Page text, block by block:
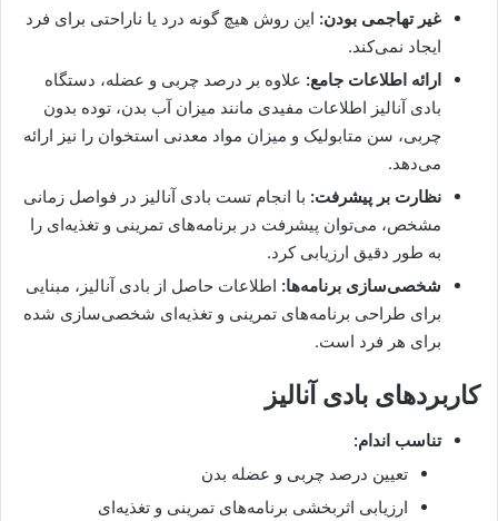
غیر تهاجمی بودن: این روش هیچ گونه درد یا ناراحتی برای فرد
ایجاد نمی‌کند.
ارائه اطلاعات جامع: علاوه بر درصد چربی و عضله، دستگاه
بادی آنالیز اطلاعات مفیدی مانند میزان آب بدن، توده بدون
چربی، سن متابولیک و میزان مواد معدنی استخوان را نیز ارائه
می‌دهد.
نظارت بر پیشرفت: با انجام تست بادی آنالیز در فواصل زمانی
مشخص، می‌توان پیشرفت در برنامه‌های تمرینی و تغذیه‌ای را
به طور دقیق ارزیابی کرد.
شخصی‌سازی برنامه‌ها: اطلاعات حاصل از بادی آنالیز، مبنایی
برای طراحی برنامه‌های تمرینی و تغذیه‌ای شخصی‌سازی شده
برای هر فرد است.
کاربردهای بادی آنالیز
تناسب اندام:
تعیین درصد چربی و عضله بدن
ارزیابی اثربخشی برنامه‌های تمرینی و تغذیه‌ای